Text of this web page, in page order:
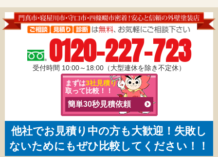
0120-227-723
受付時間 10:00～18:00（大型連休を除き不定休）
まずは3社見積りを
取って比較！！
簡単30秒見積依頼
他社でお見積り中の方も大歓迎！失敗し
ないためにもぜひ比較してください！！